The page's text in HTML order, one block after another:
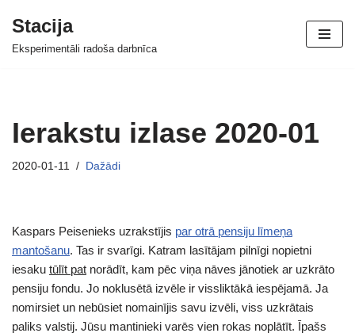
Skip
Stacija
Eksperimentāli radoša darbnīca
Ierakstu izlase 2020-01
2020-01-11 Dažādi
Kaspars Peisenieks uzrakstījis par otrā pensiju līmeņa
mantošanu. Tas ir svarīgi. Katram lasītājam pilnīgi nopietni
iesaku tūlīt pat norādīt, kam pēc viņa nāves jānotiek ar uzkrāto
pensiju fondu. Jo noklusētā izvēle ir vissliktākā iespējamā. Ja
nomirsiet un nebūsiet nomainījis savu izvēli, viss uzkrātais
paliks valstij. Jūsu mantinieki varēs vien rokas noplātīt. Īpašs